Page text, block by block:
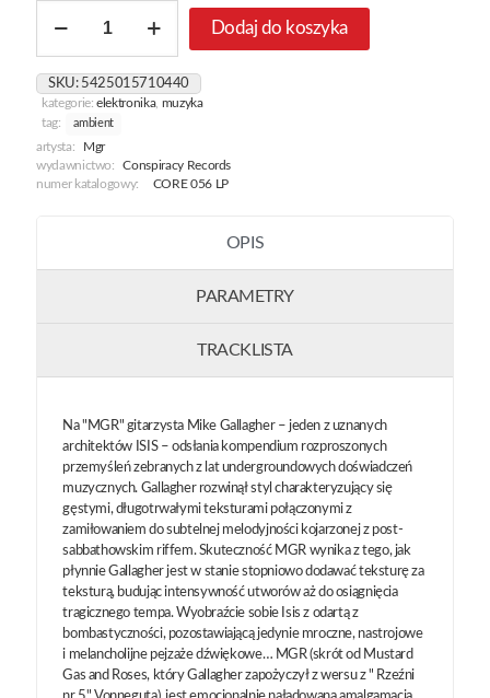
Wavering
The
Cresting
Dodaj do koszyka
SKU: 5425015710440
kategorie:elektronika, muzyka
tag:
ambient
artysta:
Mgr
wydawnictwo:
Conspiracy Records
numer katalogowy:
CORE 056 LP
OPIS
PARAMETRY
TRACKLISTA
Na "MGR" gitarzysta Mike Gallagher – jeden z uznanych
architektów ISIS – odsłania kompendium rozproszonych
przemyśleń zebranych z lat undergroundowych doświadczeń
muzycznych. Gallagher rozwinął styl charakteryzujący się
gęstymi, długotrwałymi teksturami połączonymi z
zamiłowaniem do subtelnej melodyjności kojarzonej z post-
sabbathowskim riffem. Skuteczność MGR wynika z tego, jak
płynnie Gallagher jest w stanie stopniowo dodawać teksturę za
teksturą, budując intensywność utworów aż do osiągnięcia
tragicznego tempa. Wyobraźcie sobie Isis z odartą z
bombastyczności, pozostawiającą jedynie mroczne, nastrojowe
i melancholijne pejzaże dźwiękowe… MGR (skrót od Mustard
Gas and Roses, który Gallagher zapożyczył z wersu z " Rzeźni